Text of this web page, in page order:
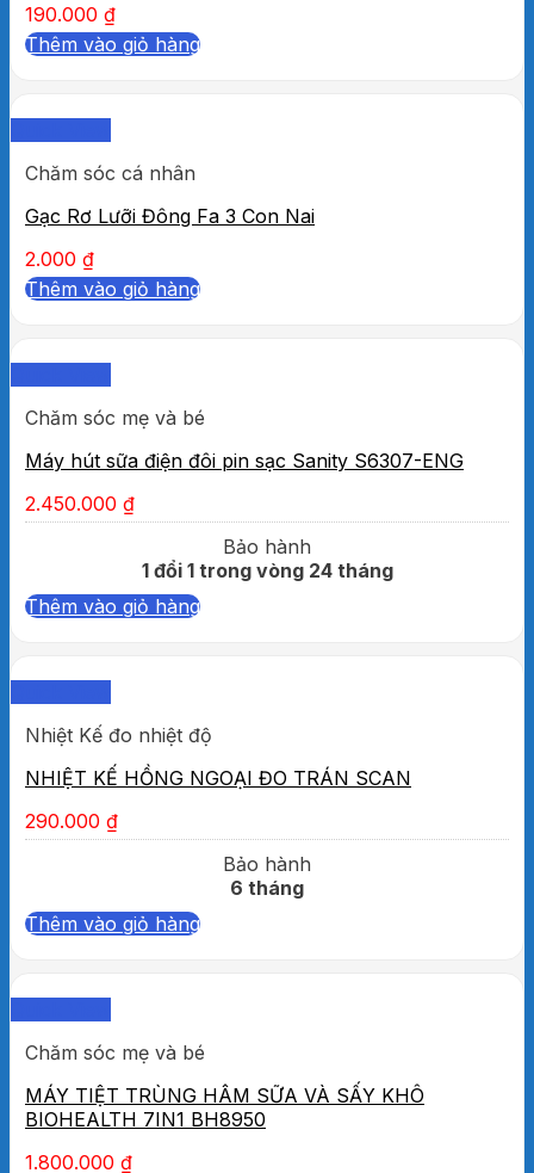
190.000 ₫
Thêm vào giỏ hàng
Chăm sóc cá nhân
Gạc Rơ Lưỡi Đông Fa 3 Con Nai
2.000 ₫
Thêm vào giỏ hàng
Chăm sóc mẹ và bé
Máy hút sữa điện đôi pin sạc Sanity S6307-ENG
2.450.000 ₫
Bảo hành
1 đổi 1 trong vòng 24 tháng
Thêm vào giỏ hàng
Nhiệt Kế đo nhiệt độ
NHIỆT KẾ HỒNG NGOẠI ĐO TRÁN SCAN
290.000 ₫
Bảo hành
6 tháng
Thêm vào giỏ hàng
Chăm sóc mẹ và bé
MÁY TIỆT TRÙNG HÂM SỮA VÀ SẤY KHÔ
BIOHEALTH 7IN1 BH8950
1.800.000 ₫